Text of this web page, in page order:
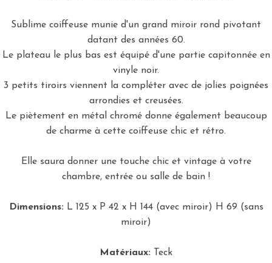
Sublime coiffeuse munie d'un grand miroir rond pivotant
datant des années 60.
Le plateau le plus bas est équipé d'une partie capitonnée en
vinyle noir.
3 petits tiroirs viennent la compléter avec de jolies poignées
arrondies et creusées.
Le piètement en métal chromé donne également beaucoup
de charme à cette coiffeuse chic et rétro.
Elle saura donner une touche chic et vintage à votre
chambre, entrée ou salle de bain !
Dimensions: L 125 x P 42 x H 144 (avec miroir) H 69 (sans
miroir)
Matériaux: Teck